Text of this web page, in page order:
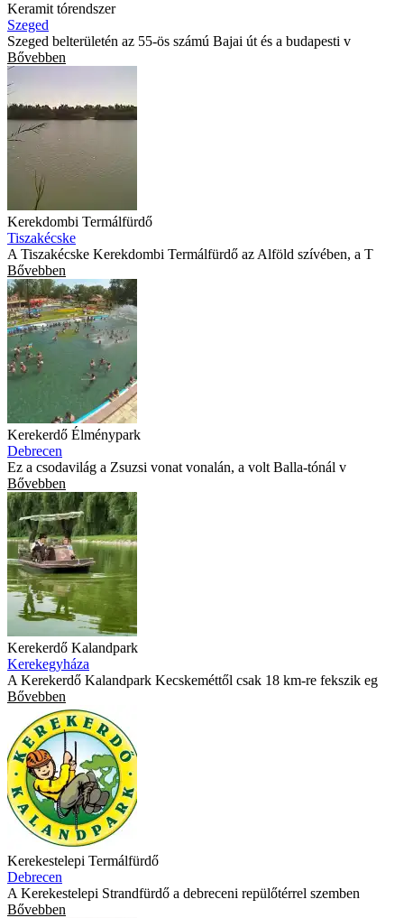
Keramit tórendszer
Szeged
Szeged belterületén az 55-ös számú Bajai út és a budapesti v
Bővebben
Kerekdombi Termálfürdő
Tiszakécske
A Tiszakécske Kerekdombi Termálfürdő az Alföld szívében, a T
Bővebben
Kerekerdő Élménypark
Debrecen
Ez a csodavilág a Zsuzsi vonat vonalán, a volt Balla-tónál v
Bővebben
Kerekerdő Kalandpark
Kerekegyháza
A Kerekerdő Kalandpark Kecskeméttől csak 18 km-re fekszik eg
Bővebben
Kerekestelepi Termálfürdő
Debrecen
A Kerekestelepi Strandfürdő a debreceni repülőtérrel szemben
Bővebben